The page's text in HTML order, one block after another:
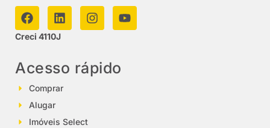
Creci 4110J
Acesso rápido
Comprar
Alugar
Imóveis Select